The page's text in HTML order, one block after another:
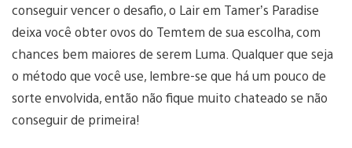
conseguir vencer o desafio, o Lair em Tamer’s Paradise
deixa você obter ovos do Temtem de sua escolha, com
chances bem maiores de serem Luma. Qualquer que seja
o método que você use, lembre-se que há um pouco de
sorte envolvida, então não fique muito chateado se não
conseguir de primeira!